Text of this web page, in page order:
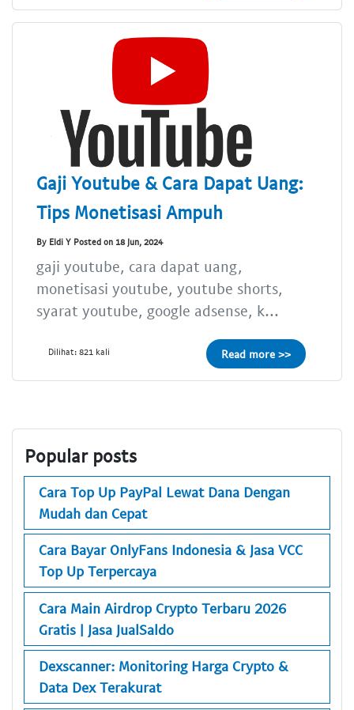
Gaji Youtube & Cara Dapat Uang:
Tips Monetisasi Ampuh
By Eldi Y Posted on 18 Jun, 2024
gaji youtube, cara dapat uang,
monetisasi youtube, youtube shorts,
syarat youtube, google adsense, k...
Dilihat: 821 kali Read more >>
Popular posts
Cara Top Up PayPal Lewat Dana Dengan
Mudah dan Cepat
Cara Bayar OnlyFans Indonesia & Jasa VCC
Top Up Terpercaya
Cara Main Airdrop Crypto Terbaru 2026
Gratis | Jasa JualSaldo
Dexscanner: Monitoring Harga Crypto &
Data Dex Terakurat